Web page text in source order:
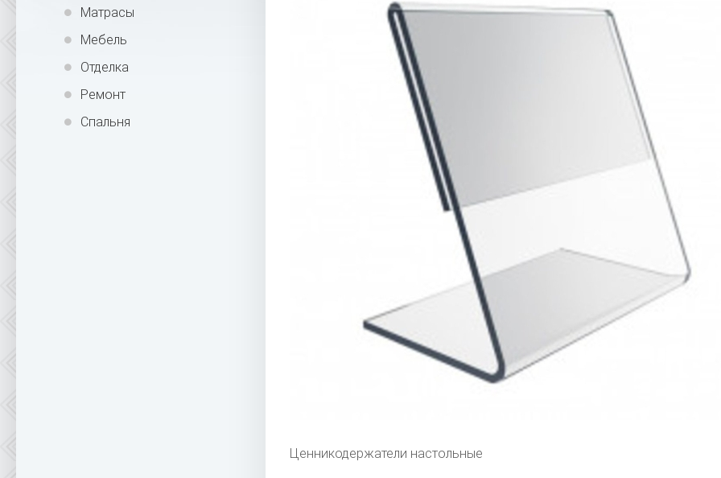
Матрасы
Мебель
Отделка
Ремонт
Спальня
Ценникодержатели настольные